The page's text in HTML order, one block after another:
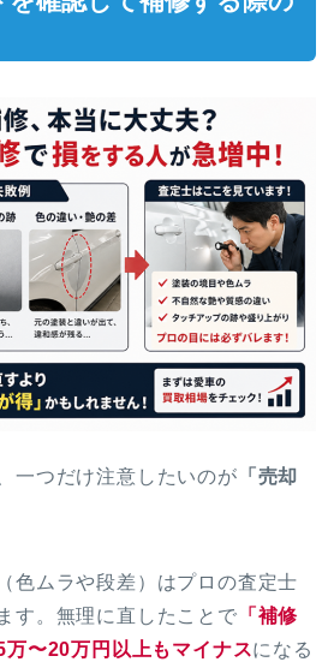
一つだけ注意したいのが 「売却
色ムラや段差）はプロの査定士
す。無理に直したことで 「補修
〜20万円以上もマイナスになる